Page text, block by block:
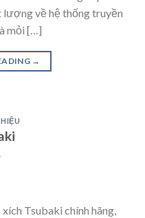
lượng về hệ thống truyền
mỏi […]
→
Tsubaki chính hãng,